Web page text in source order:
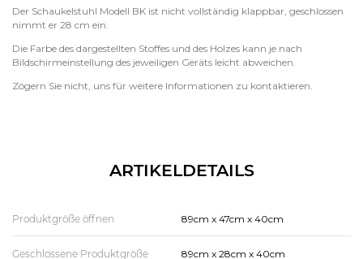
Der Schaukelstuhl Modell BK ist nicht vollständig klappbar, geschlossen
nimmt er 28 cm ein.
Die Farbe des dargestellten Stoffes und des Holzes kann je nach
Bildschirmeinstellung des jeweiligen Geräts leicht abweichen.
Zögern Sie nicht, uns für weitere Informationen zu kontaktieren.
ARTIKELDETAILS
Produktgröße öffnen 89cm x 47cm x 40cm
Geschlossene Produktgröße 89cm x 28cm x 40cm